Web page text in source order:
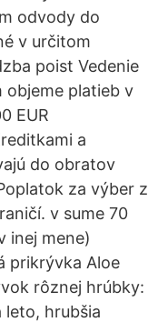
odvody do
v určitom
poist Vedenie
objeme platieb v
EUR
a
do obratov
za výber z
v sume 70
inej mene)
prikrývka Aloe
rôznej hrúbky:
leto, hrubšia